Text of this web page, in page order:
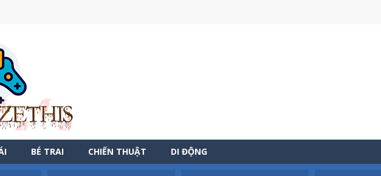
BÉ TRAI CHIẾN THUẬT DI ĐỘNG